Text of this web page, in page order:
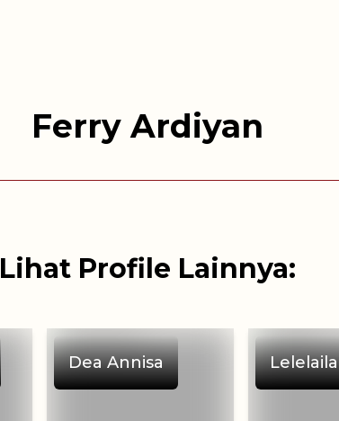
Ferry Ardiyan
Lihat Profile Lainnya:
Dea Annisa Lelelaila